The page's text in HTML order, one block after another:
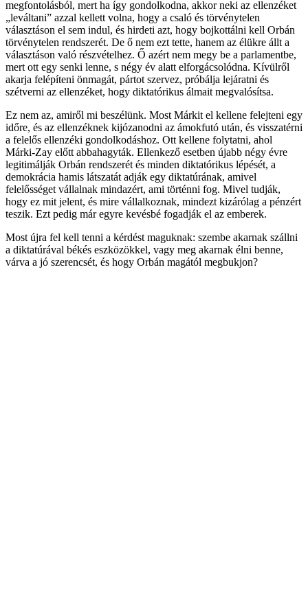
megfontolásból, mert ha így gondolkodna, akkor neki az ellenzéket
„leváltani” azzal kellett volna, hogy a csaló és törvénytelen
választáson el sem indul, és hirdeti azt, hogy bojkottálni kell Orbán
törvénytelen rendszerét. De ő nem ezt tette, hanem az élükre állt a
választáson való részvételhez. Ő azért nem megy be a parlamentbe,
mert ott egy senki lenne, s négy év alatt elforgácsolódna. Kívülről
akarja felépíteni önmagát, pártot szervez, próbálja lejáratni és
szétverni az ellenzéket, hogy diktatórikus álmait megvalósítsa.
Ez nem az, amiről mi beszélünk. Most Márkit el kellene felejteni egy
időre, és az ellenzéknek kijózanodni az ámokfutó után, és visszatérni
a felelős ellenzéki gondolkodáshoz. Ott kellene folytatni, ahol
Márki-Zay előtt abbahagyták. Ellenkező esetben újabb négy évre
legitimálják Orbán rendszerét és minden diktatórikus lépését, a
demokrácia hamis látszatát adják egy diktatúrának, amivel
felelősséget vállalnak mindazért, ami történni fog. Mivel tudják,
hogy ez mit jelent, és mire vállalkoznak, mindezt kizárólag a pénzért
teszik. Ezt pedig már egyre kevésbé fogadják el az emberek.
Most újra fel kell tenni a kérdést maguknak: szembe akarnak szállni
a diktatúrával békés eszközökkel, vagy meg akarnak élni benne,
várva a jó szerencsét, és hogy Orbán magától megbukjon?